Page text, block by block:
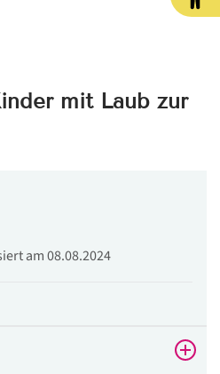
mit Laub zur
am 08.08.2024